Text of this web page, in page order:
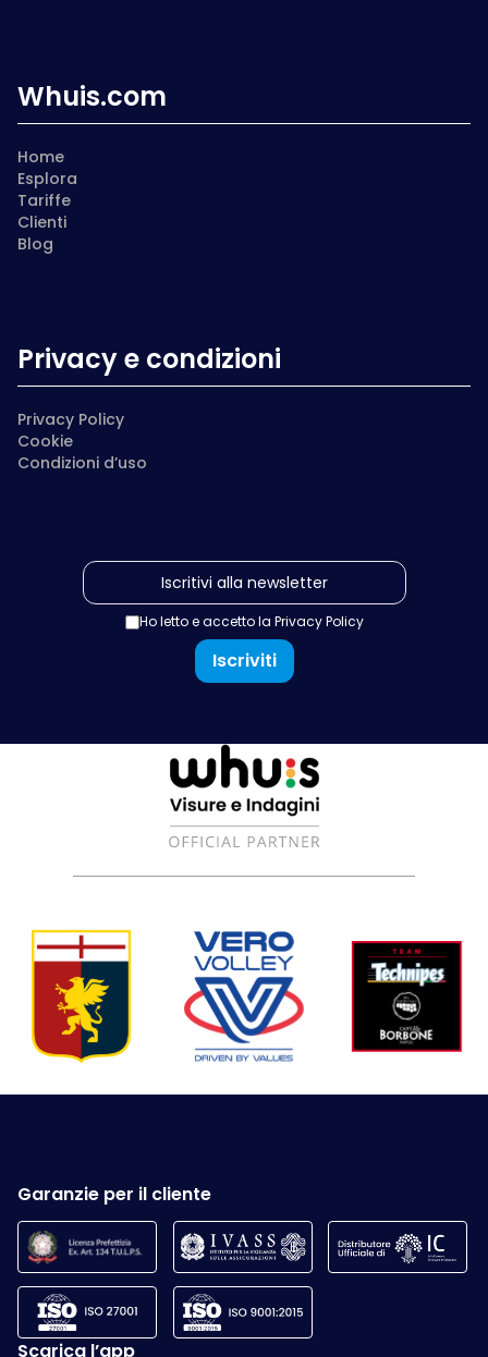
Whuis.com
Home
Esplora
Tariffe
Clienti
Blog
Privacy e condizioni
Privacy Policy
Cookie
Condizioni d’uso
Ho letto e accetto la Privacy Policy
Iscriviti
Garanzie per il cliente
Scarica l’app